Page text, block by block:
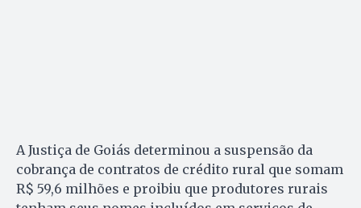
A Justiça de Goiás determinou a suspensão da
cobrança de contratos de crédito rural que somam
R$ 59,6 milhões e proibiu que produtores rurais